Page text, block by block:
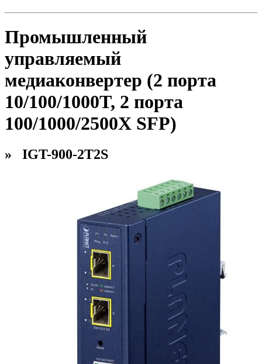
Промышленный
управляемый
медиаконвертер (2 порта
10/100/1000T, 2 порта
100/1000/2500X SFP)
» IGT-900-2T2S